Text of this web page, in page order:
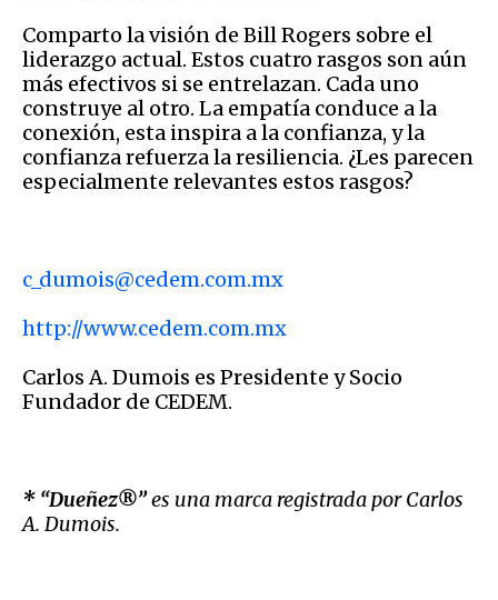
Comparto la visión de Bill Rogers sobre el
liderazgo actual. Estos cuatro rasgos son aún
más efectivos si se entrelazan. Cada uno
construye al otro. La empatía conduce a la
conexión, esta inspira a la confianza, y la
confianza refuerza la resiliencia. ¿Les parecen
especialmente relevantes estos rasgos?
c_dumois@cedem.com.mx
http://www.cedem.com.mx
Carlos A. Dumois es Presidente y Socio
Fundador de CEDEM.
* “Dueñez®”es una marca registradapor Carlos
A. Dumois.